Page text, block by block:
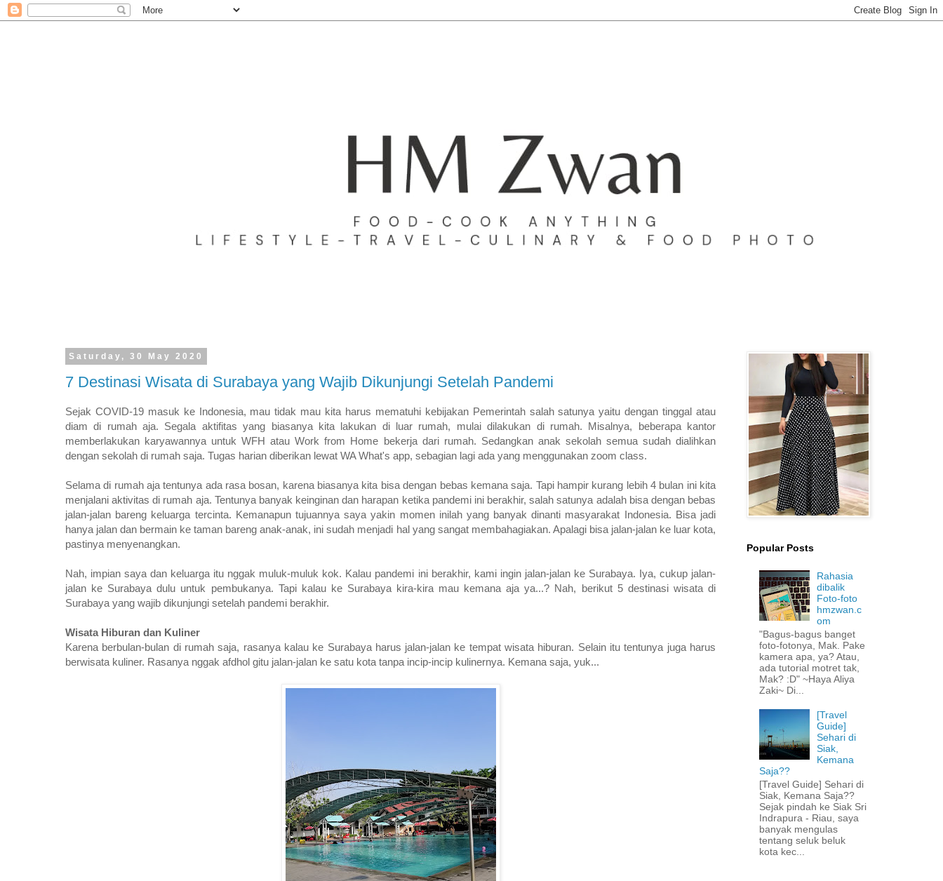
Saturday, 30 May 2020
7 Destinasi Wisata di Surabaya yang Wajib Dikunjungi Setelah Pandemi
Sejak COVID-19 masuk ke Indonesia, mau tidak mau kita harus mematuhi kebijakan Pemerintah salah satunya yaitu dengan tinggal atau
diam di rumah aja. Segala aktifitas yang biasanya kita lakukan di luar rumah, mulai dilakukan di rumah. Misalnya, beberapa kantor
memberlakukan karyawannya untuk WFH atau Work from Home bekerja dari rumah. Sedangkan anak sekolah semua sudah dialihkan
dengan sekolah di rumah saja. Tugas harian diberikan lewat WA What's app, sebagian lagi ada yang menggunakan zoom class.
Selama di rumah aja tentunya ada rasa bosan, karena biasanya kita bisa dengan bebas kemana saja. Tapi hampir kurang lebih 4 bulan ini kita
menjalani aktivitas di rumah aja. Tentunya banyak keinginan dan harapan ketika pandemi ini berakhir, salah satunya adalah bisa dengan bebas
jalan-jalan bareng keluarga tercinta. Kemanapun tujuannya saya yakin momen inilah yang banyak dinanti masyarakat Indonesia. Bisa jadi
hanya jalan dan bermain ke taman bareng anak-anak, ini sudah menjadi hal yang sangat membahagiakan. Apalagi bisa jalan-jalan ke luar kota,
pastinya menyenangkan.
Nah, impian saya dan keluarga itu nggak muluk-muluk kok. Kalau pandemi ini berakhir, kami ingin jalan-jalan ke Surabaya. Iya, cukup jalan-
jalan ke Surabaya dulu untuk pembukanya. Tapi kalau ke Surabaya kira-kira mau kemana aja ya...? Nah, berikut 5 destinasi wisata di
Surabaya yang wajib dikunjungi setelah pandemi berakhir.
Wisata Hiburan dan Kuliner
Karena berbulan-bulan di rumah saja, rasanya kalau ke Surabaya harus jalan-jalan ke tempat wisata hiburan. Selain itu tentunya juga harus
berwisata kuliner. Rasanya nggak afdhol gitu jalan-jalan ke satu kota tanpa incip-incip kulinernya. Kemana saja, yuk...
Popular Posts
Rahasia
dibalik
Foto-foto
hmzwan.c
om
"Bagus-bagus banget
foto-fotonya, Mak. Pake
kamera apa, ya? Atau,
ada tutorial motret tak,
Mak? :D" ~Haya Aliya
Zaki~ Di...
[Travel
Guide]
Sehari di
Siak,
Kemana
Saja??
[Travel Guide] Sehari di
Siak, Kemana Saja??
Sejak pindah ke Siak Sri
Indrapura - Riau, saya
banyak mengulas
tentang seluk beluk
kota kec...